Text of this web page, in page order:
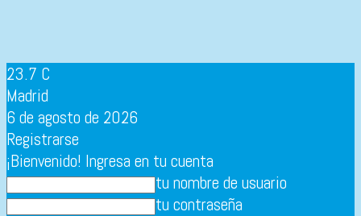
23.7 C
Madrid
6 de agosto de 2026
Registrarse
¡Bienvenido! Ingresa en tu cuenta
tu nombre de usuario
tu contraseña